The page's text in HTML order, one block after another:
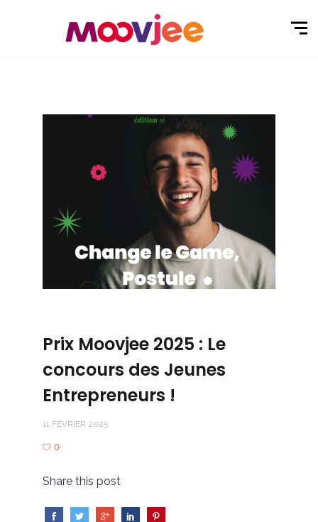
Prix Moovjee 2025 : Le
concours des Jeunes
Entrepreneurs !
11 FÉVRIER 2025
0
Share this post